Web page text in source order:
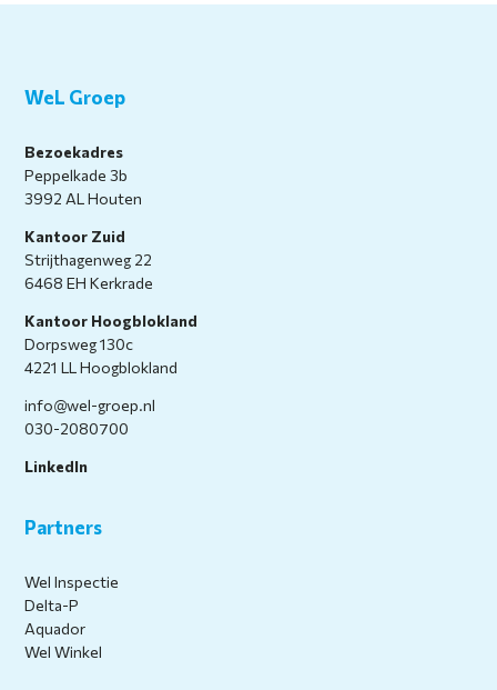
WeL Groep
Bezoekadres
Peppelkade 3b
3992 AL Houten
Kantoor Zuid
Strijthagenweg 22
6468 EH Kerkrade
Kantoor Hoogblokland
Dorpsweg 130c
4221 LL Hoogblokland
info@wel-groep.nl
030-2080700
LinkedIn
Partners
Wel Inspectie
Delta-P
Aquador
Wel Winkel